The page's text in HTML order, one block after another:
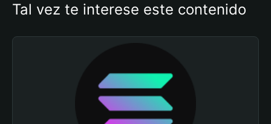
Tal vez te interese este contenido